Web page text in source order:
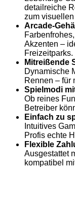
detailreiche
zum
Arcade-
Akzenten –
Freizeitparks.
Mitreißende
Dynamische
Rennen – für
Spielmodi
Ob reines
Betreiber
Einfach zu
Intuitives
Profis echte
Flexible
Ausgestattet
kompatibel